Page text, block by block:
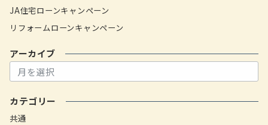
JA住宅ローンキャンペーン
リフォームローンキャンペーン
アーカイブ
ー
イ
ブ
カテゴリー
共通